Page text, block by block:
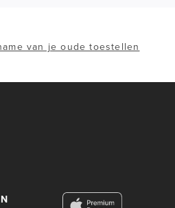
van je oude toestellen